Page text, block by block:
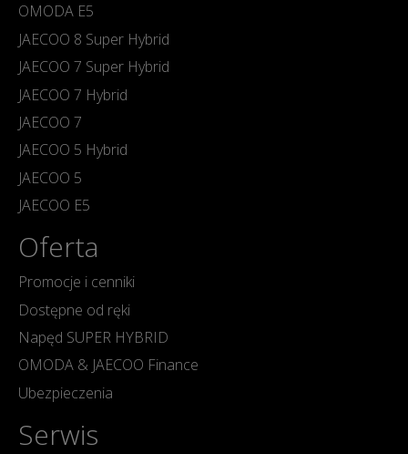
OMODA E5
JAECOO 8 Super Hybrid
JAECOO 7 Super Hybrid
JAECOO 7 Hybrid
JAECOO 7
JAECOO 5 Hybrid
JAECOO 5
JAECOO E5
Oferta
Promocje i cenniki
Dostępne od ręki
Napęd SUPER HYBRID
OMODA & JAECOO Finance
Ubezpieczenia
Serwis